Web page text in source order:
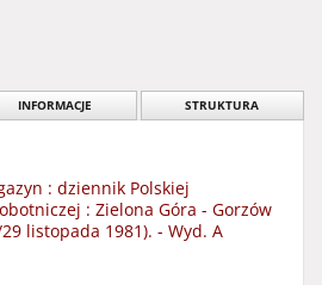
INFORMACJE STRUKTURA
: dziennik Polskiej
: Zielona Góra - Gorzów
listopada 1981). - Wyd. A